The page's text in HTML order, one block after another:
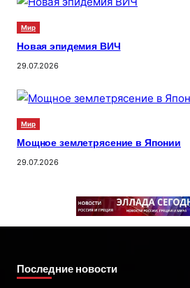
Мир
Новая эпидемия ВИЧ
29.07.2026
Мир
Мощное землетрясение в Японии
29.07.2026
Последние новости